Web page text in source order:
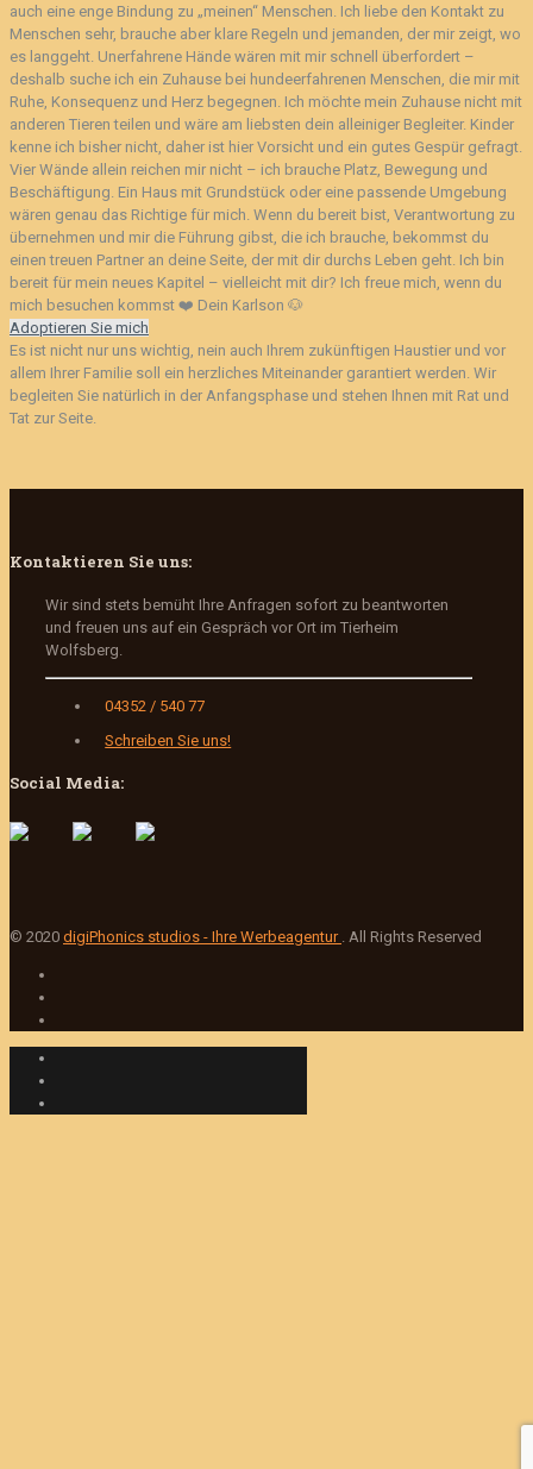
auch eine enge Bindung zu „meinen“ Menschen. Ich liebe den Kontakt zu
Menschen sehr, brauche aber klare Regeln und jemanden, der mir zeigt, wo
es langgeht. Unerfahrene Hände wären mit mir schnell überfordert –
deshalb suche ich ein Zuhause bei hundeerfahrenen Menschen, die mir mit
Ruhe, Konsequenz und Herz begegnen. Ich möchte mein Zuhause nicht mit
anderen Tieren teilen und wäre am liebsten dein alleiniger Begleiter. Kinder
kenne ich bisher nicht, daher ist hier Vorsicht und ein gutes Gespür gefragt.
Vier Wände allein reichen mir nicht – ich brauche Platz, Bewegung und
Beschäftigung. Ein Haus mit Grundstück oder eine passende Umgebung
wären genau das Richtige für mich. Wenn du bereit bist, Verantwortung zu
übernehmen und mir die Führung gibst, die ich brauche, bekommst du
einen treuen Partner an deine Seite, der mit dir durchs Leben geht. Ich bin
bereit für mein neues Kapitel – vielleicht mit dir? Ich freue mich, wenn du
mich besuchen kommst ❤️ Dein Karlson 🐶
Adoptieren Sie mich
Es ist nicht nur uns wichtig, nein auch Ihrem zukünftigen Haustier und vor
allem Ihrer Familie soll ein herzliches Miteinander garantiert werden. Wir
begleiten Sie natürlich in der Anfangsphase und stehen Ihnen mit Rat und
Tat zur Seite.
Kontaktieren Sie uns:
Wir sind stets bemüht Ihre Anfragen sofort zu beantworten
und freuen uns auf ein Gespräch vor Ort im Tierheim
Wolfsberg.
04352 / 540 77
Schreiben Sie uns!
Social Media:
© 2020 digiPhonics studios - Ihre Werbeagentur . All Rights Reserved